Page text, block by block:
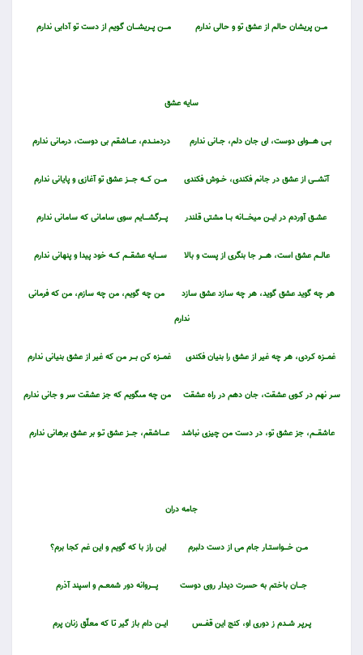
مـــن پريشان حالم از عشق تو و حالى ندارم مــــن پـــريشــــان گـويم از دست تو آدابى ندارم
سايه عشق
بـــى هــــــواى دوست، اى جان دلم، جــانى ندارم دردمنـــدم، عــــاشقم بى دوست، درمانى ندارم
آتشـــــى از عشق در جانم فكندى، خـــوش فكندى مـــن كــــه جـــــز عشق تو آغازى و پايانى ندارم
عشـــق آوردم در ايـــن ميخـــــانه بـــا مشتى قلندر پـــــرگشـــــايم سوى سامانى كه سامانى ندارم
عالـــم عشق است، هـــــر جا بنگرى از پست و بالا ســـــايه عشقــــم كــــه خود پيدا و پنهانى ندارم
هر چه گويد عشق گويد، هر چه سازد عشق سازد من چه گويم، من چه سازم، من كه فرمانى
ندارم
غمــــزه كـردى، هر چه غير از عشق را بنيان فكندى غمــــزه كن بــــر من كه غير از عشق بنيانى ندارم
ســر نهم در كــوى عشقت، جان دهم در راه عشقت من چه مى‏گويم كه جز عشقت سر و جانى ندارم
عاشقــــم، جز عشق تو، در دست من چيزى نباشد عـــــاشقم، جــــز عشق تــو بر عشق برهانى ندارم
جامه دران
مــن خـــــواستــار جام مى از دست دلبرم اين راز با كه گويم و اين غم كجا برم؟
جــــان باختم به حسرت ديدار روى دوست پــــــروانه دور شمعـــم و اسپند آذرم
پــرپـر شـــدم ز دورى او، كنج اين قفـــس ايـــن دام باز گير تا كه معلّق زنان پرم